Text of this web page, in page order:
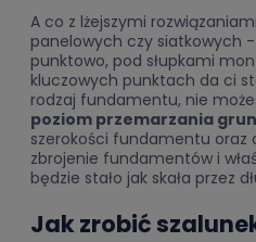
A co z lżejszymi
panelowych czy siatkowych
punktowo, pod słupkami
kluczowych punktach da ci
rodzaj fundamentu, nie
poziom przemarzania
szerokości fundamentu oraz
zbrojenie fundamentów i
będzie stało jak skała przez
Jak zrobić